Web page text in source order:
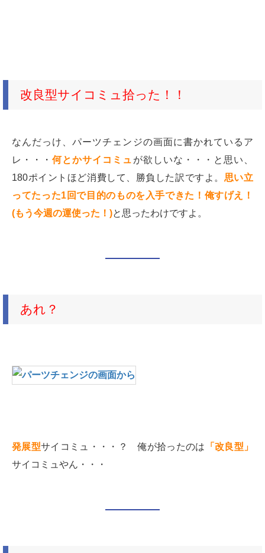
改良型サイコミュ拾った！！
なんだっけ、パーツチェンジの画面に書かれているア
レ・・・何とかサイコミュ が欲しいな・・・と思い、
180ポイントほど消費して、勝負した訳ですよ。 思い立
ってたった1回で目的のものを入手できた！俺すげえ！
(もう今週の運使った！)と思ったわけですよ。
あれ？
発展型サイコミュ・・・？ 俺が拾ったのは 「改良型」
サイコミュやん・・・